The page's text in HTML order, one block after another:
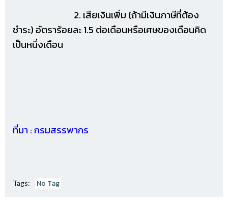
2. เสียเงินเพิ่ม (ถ้ามีเงินภาษีที่ต้อง
ชำระ) อัตราร้อยละ 1.5 ต่อเดือนหรือเศษของเดือนคิด
เป็นหนึ่งเดือน
ที่มา : กรมสรรพากร
Tags: No Tag